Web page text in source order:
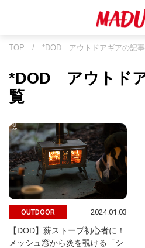
TOP / *DOD アウトドアギアの記
*DOD アウトド
覧
OUTDOOR 2024.01.03
【DOD】薪ストーブ初心者に！
メッシュ窓から炎を覗ける「シ